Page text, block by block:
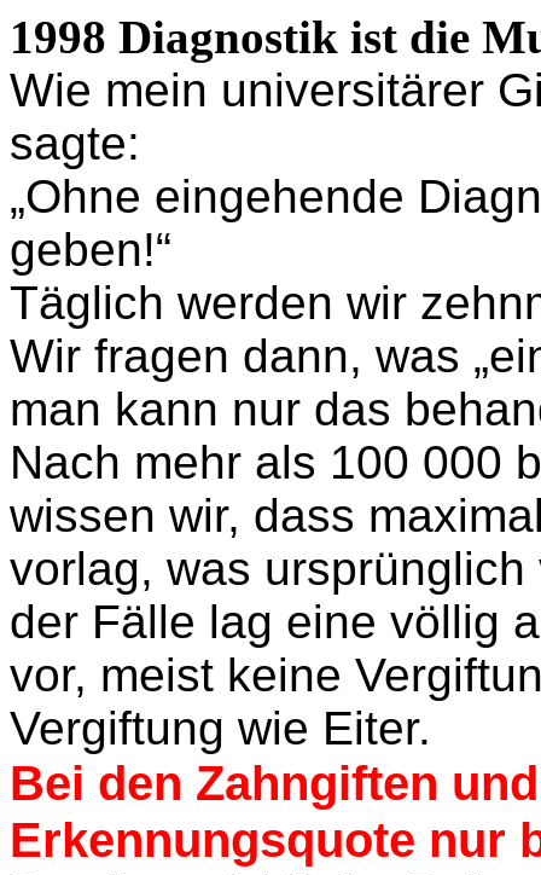
1998 Diagnostik ist die
Wie mein universitärer
sagte:
„Ohne eingehende
geben!“
Täglich werden wir
Wir fragen dann, was
man kann nur das
Nach mehr als 100 000
wissen wir, dass
vorlag, was
der Fälle lag eine völlig
vor, meist keine
Vergiftung wie Eiter.
Bei den Zahngiften
Erkennungsquote nur